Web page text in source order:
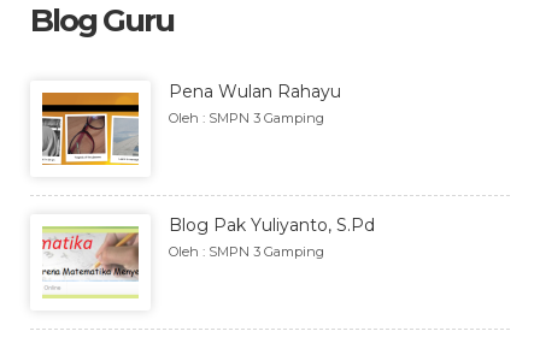
Blog Guru
Pena Wulan Rahayu
Oleh : SMPN 3 Gamping
Blog Pak Yuliyanto, S.Pd
Oleh : SMPN 3 Gamping